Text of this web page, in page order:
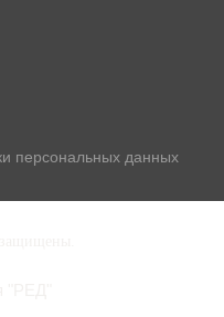
персональных данных